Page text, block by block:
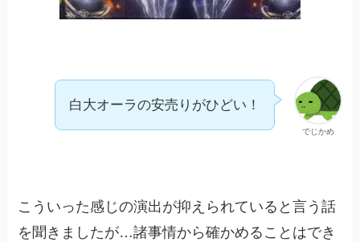
でじかめ
白大オーラの安売りがひどい！
こういった感じの演出が抑えられていると言う話
を聞きましたが…諸事情から確かめることはでき